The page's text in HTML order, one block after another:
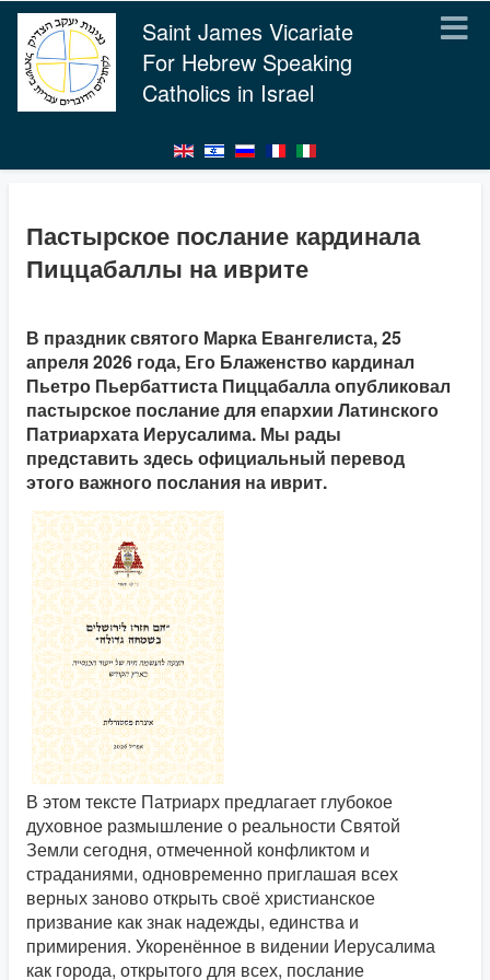
Saint James Vicariate
For Hebrew Speaking
Catholics in Israel
Пастырское послание кардинала
Пиццабаллы на иврите
В праздник святого Марка Евангелиста, 25
апреля 2026 года, Его Блаженство кардинал
Пьетро Пьербаттиста Пиццабалла опубликовал
пастырское послание для епархии Латинского
Патриархата Иерусалима. Мы рады
представить здесь официальный перевод
этого важного послания на иврит.
В этом тексте Патриарх предлагает глубокое
духовное размышление о реальности Святой
Земли сегодня, отмеченной конфликтом и
страданиями, одновременно приглашая всех
верных заново открыть своё христианское
призвание как знак надежды, единства и
примирения. Укоренённое в видении Иерусалима
как города, открытого для всех, послание